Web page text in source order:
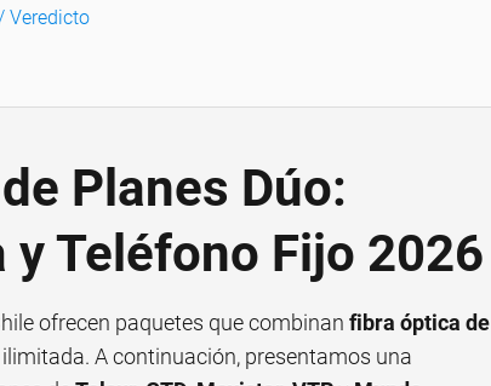
Veredicto
Planes Dúo:
y Teléfono Fijo 2026
ofrecen paquetes que combinan fibra óptica de
A continuación, presentamos una